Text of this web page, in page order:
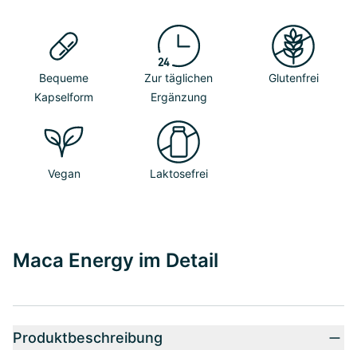
Bequeme
Kapselform
Zur täglichen
Ergänzung
Glutenfrei
Vegan Laktosefrei
Maca Energy im Detail
Produktbeschreibung